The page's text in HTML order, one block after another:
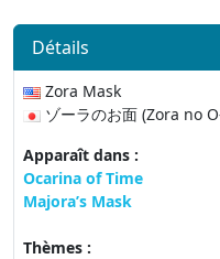
Détails
Zora Mask
ゾーラのお面 (Zora no
Apparaît dans :
Ocarina of Time
Majora’s Mask
Thèmes :